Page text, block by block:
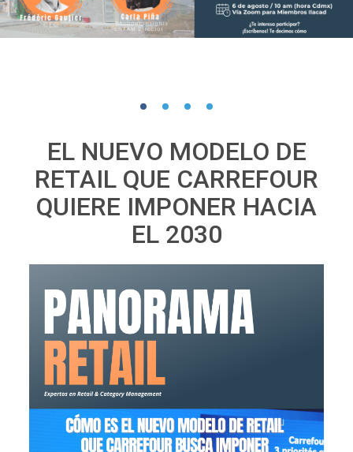
EL NUEVO MODELO DE
RETAIL QUE CARREFOUR
QUIERE IMPONER HACIA
EL 2030